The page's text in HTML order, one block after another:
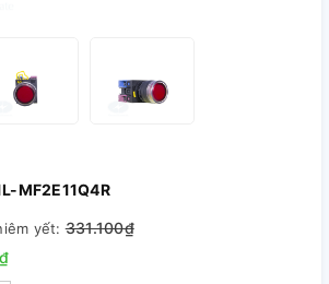
MF2E11Q4R
yết:331.100₫